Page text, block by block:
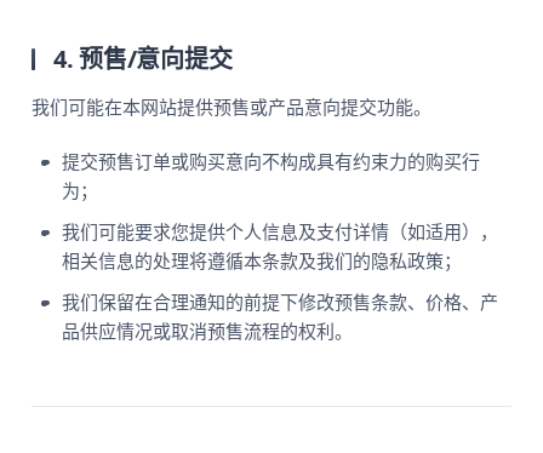
4. 预售/意向提交
我们可能在本网站提供预售或产品意向提交功能。
提交预售订单或购买意向不构成具有约束力的购买行
为；
我们可能要求您提供个人信息及支付详情（如适用），
相关信息的处理将遵循本条款及我们的隐私政策；
我们保留在合理通知的前提下修改预售条款、价格、产
品供应情况或取消预售流程的权利。